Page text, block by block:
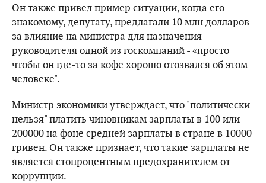
Он также привел пример ситуации, когда его
знакомому, депутату, предлагали 10 млн долларов
за влияние на министра для назначения
руководителя одной из госкомпаний - «просто
чтобы он где-то за кофе хорошо отозвался об этом
человеке".
Министр экономики утверждает, что "политически
нельзя" платить чиновникам зарплаты в 100 или
200000 на фоне средней зарплаты в стране в 10000
гривен. Он также признает, что такие зарплаты не
является стопроцентным предохранителем от
коррупции.